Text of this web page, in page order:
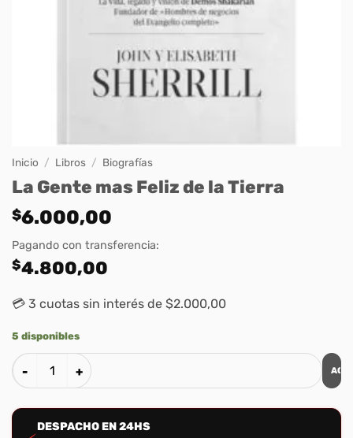
Inicio / Libros / Biografías
La Gente mas Feliz de la Tierra
$6.000,00
Pagando con transferencia:
$4.800,00
💳 3 cuotas sin interés de $2.000,00
5 disponibles
La Gente mas Feliz de la Tierra cantidad
DESPACHO EN 24HS